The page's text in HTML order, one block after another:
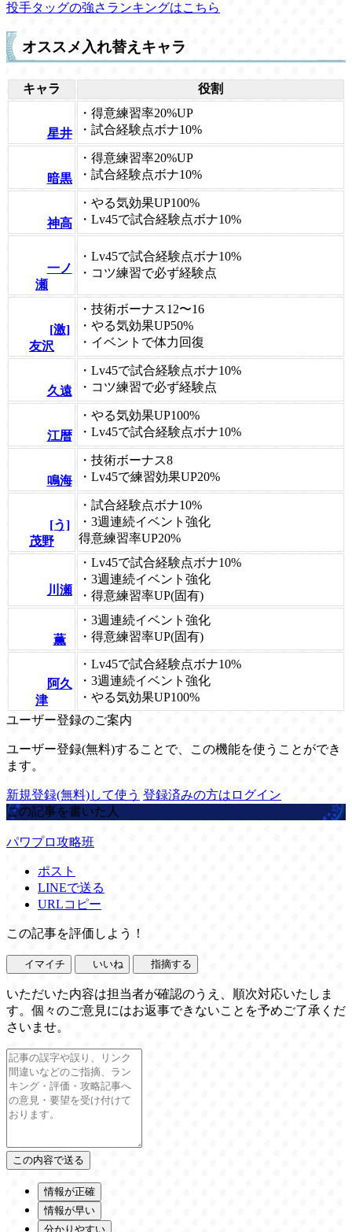
投手タッグの強さランキングはこちら
オススメ入れ替えキャラ
キャラ 役割
星井
・得意練習率20%UP
・試合経験点ボナ10%
暗黒
・得意練習率20%UP
・試合経験点ボナ10%
神高
・やる気効果UP100%
・Lv45で試合経験点ボナ10%
一ノ
瀬
・Lv45で試合経験点ボナ10%
・コツ練習で必ず経験点
[激]
友沢
・技術ボーナス12〜16
・やる気効果UP50%
・イベントで体力回復
久遠
・Lv45で試合経験点ボナ10%
・コツ練習で必ず経験点
江暦
・やる気効果UP100%
・Lv45で試合経験点ボナ10%
鳴海
・技術ボーナス8
・Lv45で練習効果UP20%
[う]
茂野
・試合経験点ボナ10%
・3週連続イベント強化
得意練習率UP20%
川瀬
・Lv45で試合経験点ボナ10%
・3週連続イベント強化
・得意練習率UP(固有)
薫
・3週連続イベント強化
・得意練習率UP(固有)
阿久
津
・Lv45で試合経験点ボナ10%
・3週連続イベント強化
・やる気効果UP100%
ユーザー登録のご案内
ユーザー登録(無料)することで、この機能を使うことができ
ます。
新規登録(無料)して使う 登録済みの方はログイン
この記事を書いた人
パワプロ攻略班
ポスト
LINEで送る
URLコピー
この記事を評価しよう！
イマイチ いいね 指摘する
いただいた内容は担当者が確認のうえ、順次対応いたしま
す。個々のご意見にはお返事できないことを予めご了承くだ
さいませ。
情報が正確
情報が早い
分かりやすい